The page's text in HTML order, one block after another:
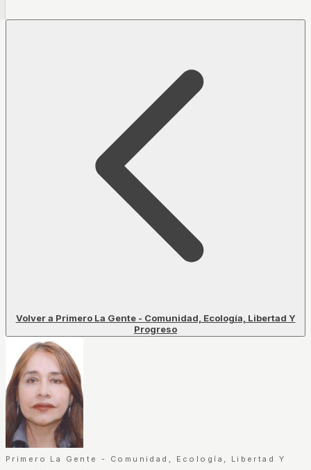
Volver a Primero La Gente - Comunidad, Ecología, Libertad Y
Progreso
Primero La Gente - Comunidad, Ecología, Libertad Y